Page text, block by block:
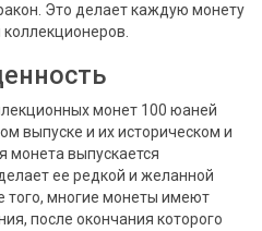
Это делает каждую монету
монет 100 юаней
выпуске и их историческом и
монета выпускается
ее редкой и желанной
того, многие монеты имеют
после окончания которого